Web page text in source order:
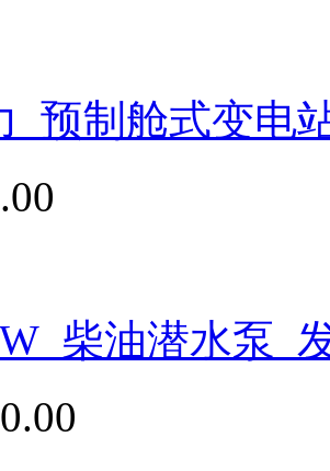
_预制舱式变电
柴油潜水泵_